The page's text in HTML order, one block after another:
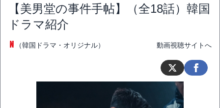
【美男堂の事件手帖】（全18話）韓国
ドラマ紹介
（韓国ドラマ・オリジナル） 動画視聴サイトへ